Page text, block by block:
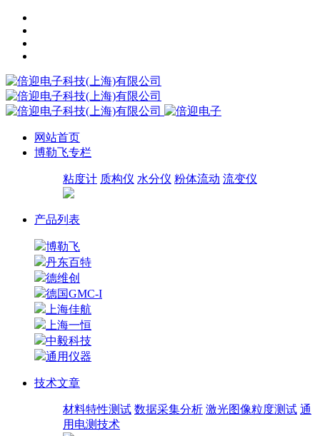
网站首页
博勒飞专栏
粘度计 质构仪 水分仪 粉体流动 流变仪
产品列表
博勒飞
丹东百特
德维创
德国GMC-I
上海佳航
上海一恒
中毅科技
通用仪器
技术文章
材料特性测试 数据采集分析 激光图像粒度测试 通
用电测技术